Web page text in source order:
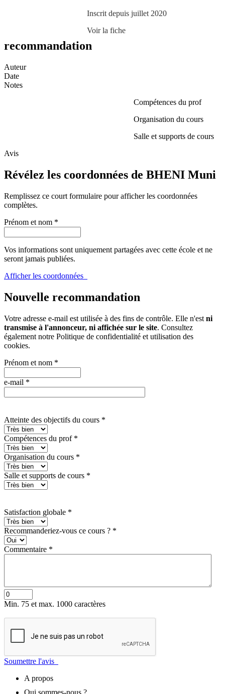
Inscrit depuis juillet 2020
Voir la fiche
recommandation
Auteur
Date
Notes
Compétences du prof
Organisation du cours
Salle et supports de cours
Avis
Révélez les coordonnées de BHENI Muni
Remplissez ce court formulaire pour afficher les coordonnées
complètes.
Prénom et nom *
Vos informations sont uniquement partagées avec cette école et ne
seront jamais publiées.
Afficher les coordonnées
Nouvelle recommandation
Votre adresse e-mail est utilisée à des fins de contrôle. Elle n'est ni
transmise à l'annonceur, ni affichée sur le site. Consultez
également notre Politique de confidentialité et utilisation des
cookies.
Prénom et nom *
e-mail *
Atteinte des objectifs du cours *
Compétences du prof *
Organisation du cours *
Salle et supports de cours *
Satisfaction globale *
Recommanderiez-vous ce cours ? *
Commentaire *
Min. 75 et max. 1000 caractères
Soumettre l'avis
A propos
Qui sommes-nous ?